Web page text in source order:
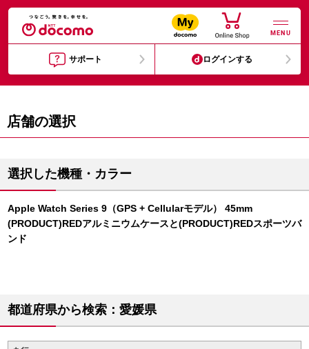
MENU
サポート ログインする
店舗の選択
選択した機種・カラー
Apple Watch Series 9（GPS + Cellularモデル） 45mm
(PRODUCT)REDアルミニウムケースと(PRODUCT)REDスポーツバ
ンド
都道府県から検索：愛媛県